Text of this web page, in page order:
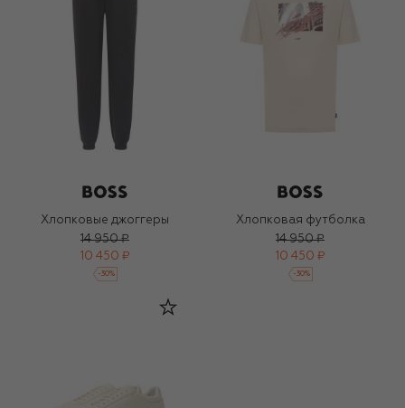
Хлопковые джоггеры
14 950 ₽
10 450 ₽
-30%
Хлопковая футболка
14 950 ₽
10 450 ₽
-30%